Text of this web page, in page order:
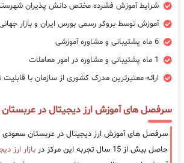
شرایط آموزش فشرده مختص دانش پذیران
آموزش توسط بروکر رسمی بورس ایران و بازار
6 ماه پشتیبانی و مشاوره آموزشی
1 ماه پشتیبانی و مشاوره در امور معاملات
ارائه معتبرترین مدرک کشوری از سازمان با قابلیت
سرفصل های آموزش ارز دیجیتال در
سرفصل های آموزش ارز دیجیتال در عربستان سعودی
حاصل بیش از 15 سال تجربه این مرکز در
بازار ارز